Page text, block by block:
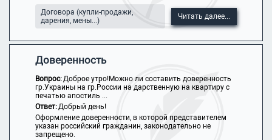
Договора (купли-продажи,
дарения, мены...)
Читать далее...
Доверенность
Вопрос:Доброе утро!Можно ли составить доверенность
гр.Украины на гр.России на дарственную на квартиру с
печатью апостиль ...
Ответ:Добрый день!
Оформление доверенности, в которой представителем
указан российский гражданин, законодательно не
запрещено.